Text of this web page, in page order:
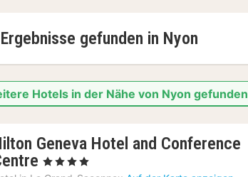
gefunden in Nyon
Hotels in der Nähe von Nyon gefunden
Geneva Hotel and Conference
1
, 4 Sterne